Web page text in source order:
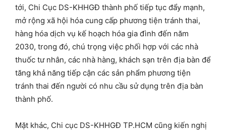
tới, Chi Cục DS-KHHGĐ thành phố tiếp tục đẩy mạnh,
mở rộng xã hội hóa cung cấp phương tiện tránh thai,
hàng hóa dịch vụ kế hoạch hóa gia đình đến năm
2030, trong đó, chú trọng việc phối hợp với các nhà
thuốc tư nhân, các nhà hàng, khách sạn trên địa bàn để
tăng khả năng tiếp cận các sản phẩm phương tiện
tránh thai đến người có nhu cầu sử dụng trên địa bàn
thành phố.
Mặt khác, Chi cục DS-KHHGĐ TP.HCM cũng kiến nghị